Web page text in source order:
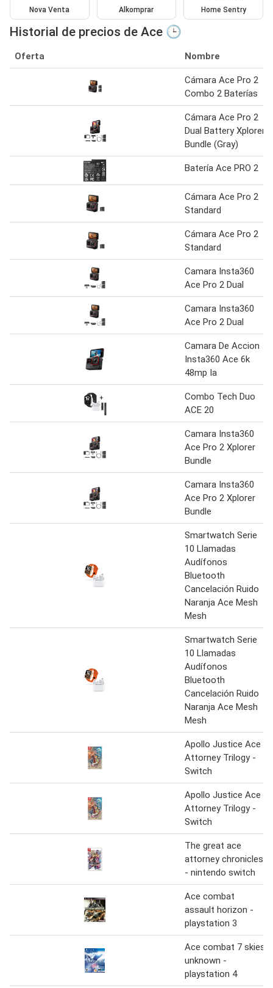
Nova Venta Alkomprar Home Sentry
Historial de precios de Ace 🕒
Oferta Nombre
Cámara Ace Pro 2
Combo 2 Baterías
Cámara Ace Pro 2
Dual Battery Xplorer
Bundle (Gray)
Batería Ace PRO 2
Cámara Ace Pro 2
Standard
Cámara Ace Pro 2
Standard
Camara Insta360
Ace Pro 2 Dual
Camara Insta360
Ace Pro 2 Dual
Camara De Accion
Insta360 Ace 6k
48mp Ia
Combo Tech Duo
ACE 20
Camara Insta360
Ace Pro 2 Xplorer
Bundle
Camara Insta360
Ace Pro 2 Xplorer
Bundle
Smartwatch Serie
10 Llamadas
Audífonos
Bluetooth
Cancelación Ruido
Naranja Ace Mesh
Mesh
Smartwatch Serie
10 Llamadas
Audífonos
Bluetooth
Cancelación Ruido
Naranja Ace Mesh
Mesh
Apollo Justice Ace
Attorney Trilogy -
Switch
Apollo Justice Ace
Attorney Trilogy -
Switch
The great ace
attorney chronicles
- nintendo switch
Ace combat
assault horizon -
playstation 3
Ace combat 7 skies
unknown -
playstation 4